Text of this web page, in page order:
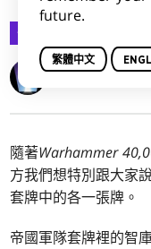
公告
Wizards of the
隨著Warhammer
方我們想特別跟大家
套牌中的各一張牌。
帝國軍隊套牌裡的智
future.
繁體中文